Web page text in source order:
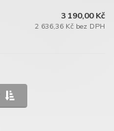
3 190,00 Kč
2 636,36 Kč bez DPH